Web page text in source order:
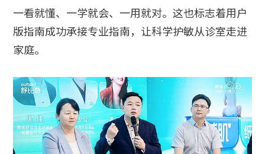
一看就懂、一学就会、一用就对。这也标志着用户
版指南成功承接专业指南，让科学护敏从诊室走进
家庭。